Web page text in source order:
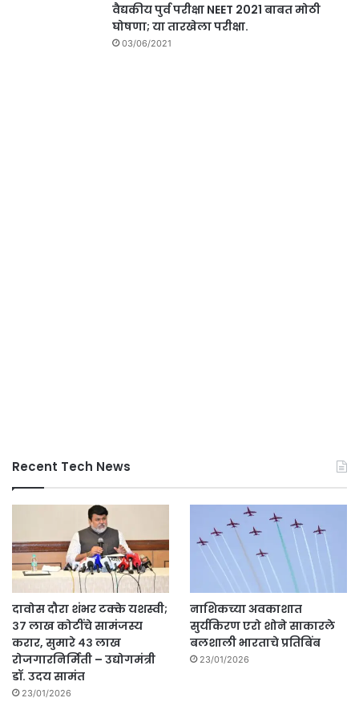
वैद्यकीय पुर्व परीक्षा NEET 2021 बाबत मोठी
घोषणा; या तारखेला परीक्षा.
03/06/2021
Recent Tech News
दावोस दौरा शंभर टक्के यशस्वी;
३७ लाख कोटींचे सामंजस्य
करार, सुमारे ४३ लाख
रोजगारनिर्मिती – उद्योगमंत्री
डॉ. उदय सामंत
23/01/2026
नाशिकच्या अवकाशात
सुर्यकिरण एरो शोने साकारले
बलशाली भारताचे प्रतिबिंब
23/01/2026